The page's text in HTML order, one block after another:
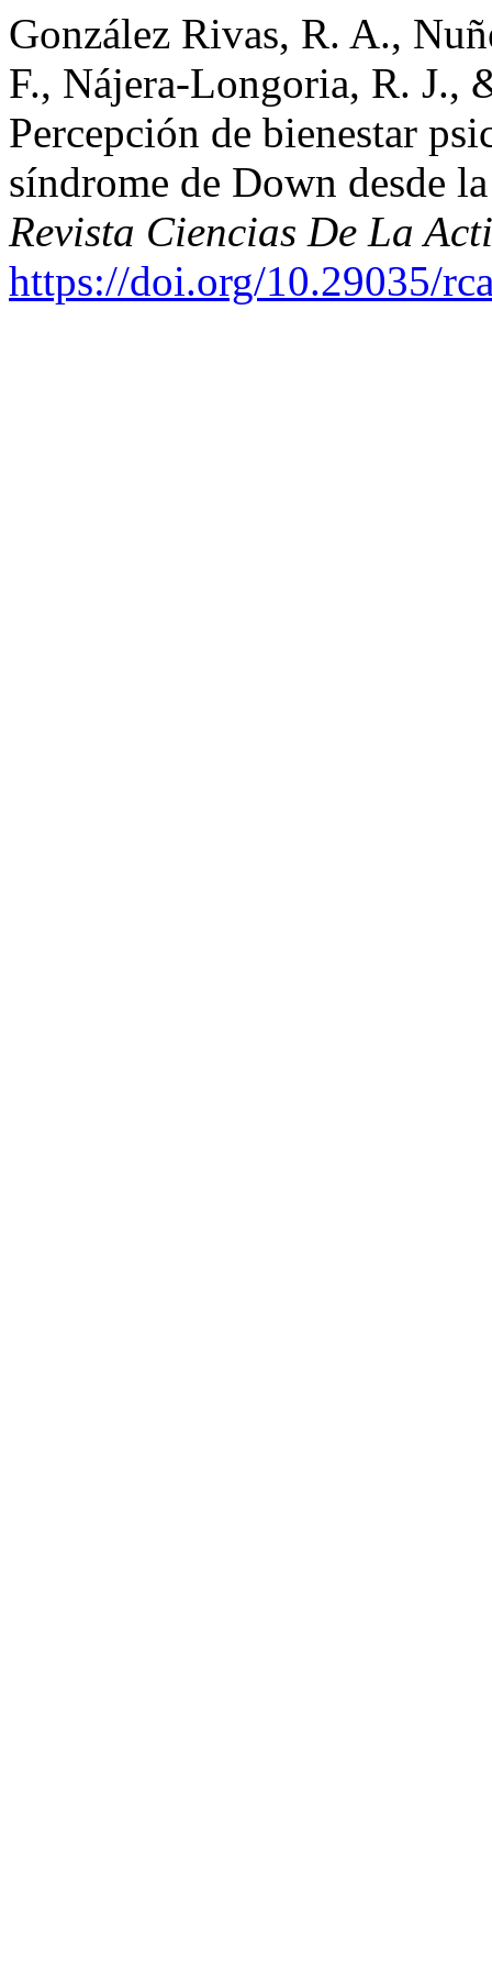
González Rivas, R. A.,
F., Nájera-Longoria, R. J.,
Percepción de bienestar
síndrome de Down desde
Revista Ciencias De La
https://doi.org/10.29035/